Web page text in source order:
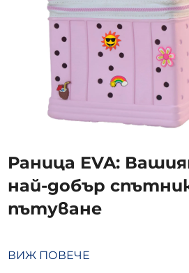
Раница EVA:
най-добър
пътуване
ВИЖ ПОВЕЧЕ